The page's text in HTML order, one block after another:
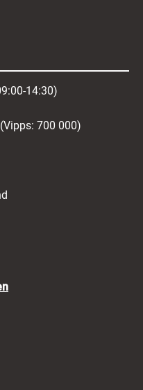
14:30)
700 000)